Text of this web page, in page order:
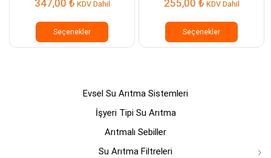
347,00 ₺ KDV Dahil
Seçenekler
fazla
ürün
sayfasından
seçilebilir
255,00 ₺ KDV Dahil
Seçenekler
fazla
Evsel Su Arıtma Sistemleri
İşyeri Tipi Su Arıtma
Arıtmalı Sebiller
Su Arıtma Filtreleri